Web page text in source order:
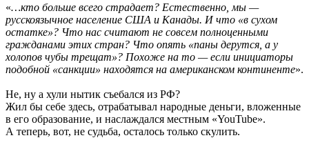
«…кто больше всего страдает? Естественно, мы —
русскоязычное население США и Канады. И что «в сухом
остатке»? Что нас считают не совсем полноценными
гражданами этих стран? Что опять «паны дерутся, а у
холопов чубы трещат»? Похоже на то — если инициаторы
подобной «санкции» находятся на американском континенте».
Не, ну а хули нытик съебался из РФ?
Жил бы себе здесь, отрабатывал народные деньги, вложенные
в его образование, и наслаждался местным «YouTube».
А теперь, вот, не судьба, осталось только скулить.